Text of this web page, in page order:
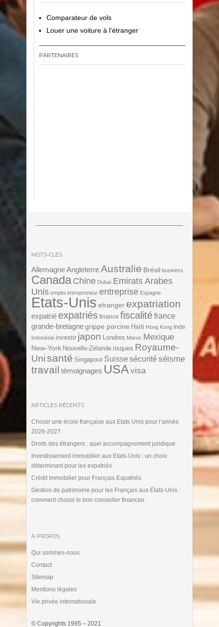
Comparateur de vols
Louer une voiture à l'étranger
PARTENAIRES
MOTS-CLÉS
Allemagne AngleterreAustralie Brésil business
Canada Chine Dubaï Emirats Arabes
Unis emploi entrepreneur entreprise Espagne
Etats-Unis etranger expatriation
expatrié expatriés finance fiscalitéfrance
grande-bretagne grippe porcine Haïti Hong Kong Inde
Indonésie investir japon Londres Maroc Mexique
New-York Nouvelle-Zélande risques Royaume-
Unisanté Singapour Suisse sécurité séisme
travail témoignages USA visa
ARTICLES RÉCENTS
Choisir une école française aux Etats Unis pour l’année
2026-2027.
Droits des étrangers : quel accompagnement juridique
Investissement immobilier aux Etats-Unis : un choix
déterminant pour les expatriés
Crédit Immobilier pour Français Expatriés
Gestion de patrimoine pour les Français aux États-Unis :
comment choisir le bon conseiller financier
À PROPOS
Qui sommes-nous
Contact
Sitemap
Mentions légales
Vie privée internationale
© Copyrights 1995 – 2021